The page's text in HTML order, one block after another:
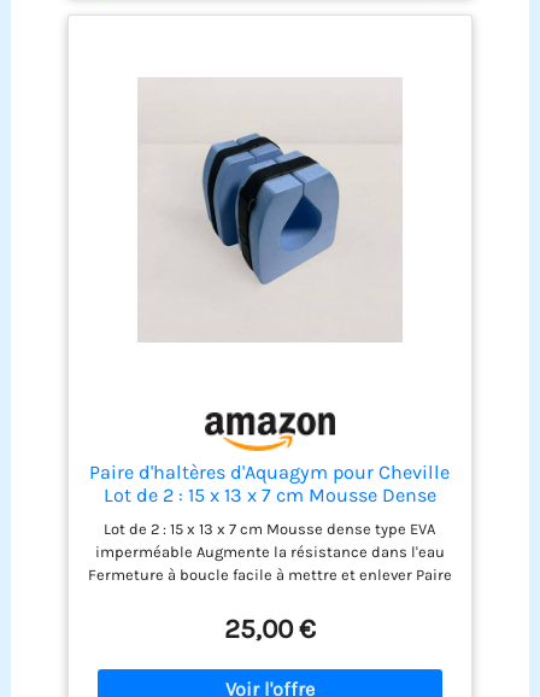
maximum de résultats avec un minimum
conviennent à ceux qui ne peuvent pas
de la santé et du fitness. ▽Portable et confortable
: où que vous alliez, vous pouvez emporter les
poids d'exercice de la piscine. Il est peu
encombrant et facile à transporter. La poignée
rembourrée douce facilite la prise en main.
▽Équipement de fitness polyvalent : les poids
d'eau pour les exercices en piscine sont adaptés
Paire d'haltères d'Aquagym pour Cheville
Lot de 2 : 15 x 13 x 7 cm Mousse Dense
Type EVA imperméable Augmente la
résistance dans l'eau
Lot de 2 : 15 x 13 x 7 cm Mousse dense type EVA
imperméable Augmente la résistance dans l'eau
Fermeture à boucle facile à mettre et enlever Paire
25,00 €